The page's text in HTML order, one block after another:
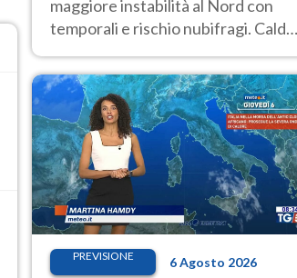
maggiore instabilità al Nord con
temporali e rischio nubifragi. Caldo
previsioni.
PREVISIONE 6 Agosto 2026